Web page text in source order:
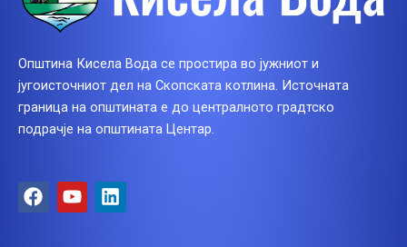
Општина Кисела Вода се простира во јужниот и
југоисточниот дел на Скопската котлина. Источната
граница на општината е до централното градтско
подрачје на општината Центар.
F
a
Y
o
L
i